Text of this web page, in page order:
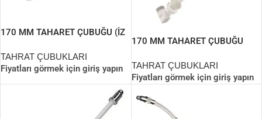
170 MM TAHARET ÇUBUĞU (İZ
TAHRAT ÇUBUKLARI
Fiyatları görmek için giriş yapın
170 MM TAHARET ÇUBUĞU
TAHRAT ÇUBUKLARI
Fiyatları görmek için giriş yapın